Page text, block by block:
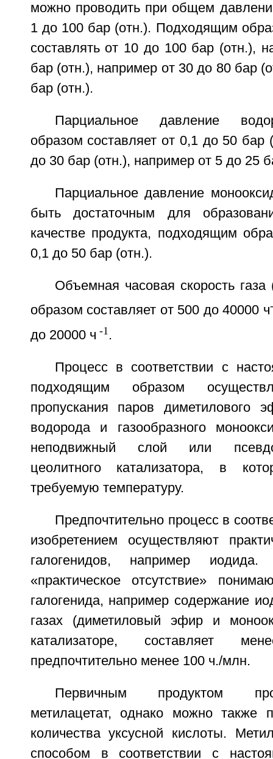
можно проводить при общем
1 до 100 бар (отн.). Подходящим
составлять от 10 до 100 бар (отн.),
бар (отн.), например от 30 до 80 бар
бар (отн.).
Парциальное давление
образом составляет от 0,1 до 50 бар
до 30 бар (отн.), например от 5 до 25
Парциальное давление
быть достаточным для
качестве продукта, подходящим
0,1 до 50 бар (отн.).
Объемная часовая скорость
образом составляет от 500 до 40000 ч
до 20000 ч -1 .
Процесс в соответствии с
подходящим образом
пропускания паров диметилового
водорода и газообразного
неподвижный слой или
цеолитного катализатора, в
требуемую температуру.
Предпочтительно процесс в
изобретением осуществляют
галогенидов, например
«практическое отсутствие»
галогенида, например содержание
газах (диметиловый эфир и
катализаторе, составляет
предпочтительно менее 100 ч./млн.
Первичным продуктом
метилацетат, однако можно также
количества уксусной кислоты.
способом в соответствии с